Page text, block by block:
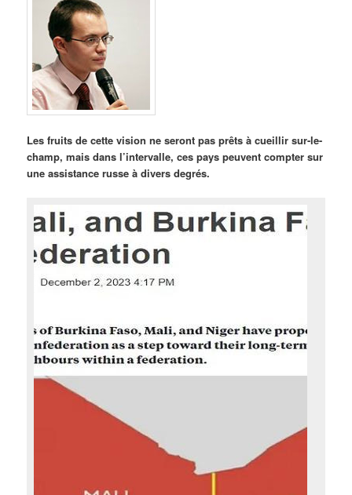
Les fruits de cette vision ne seront pas prêts à cueillir sur-le-
champ, mais dans l’intervalle, ces pays peuvent compter sur
une assistance russe à divers degrés.